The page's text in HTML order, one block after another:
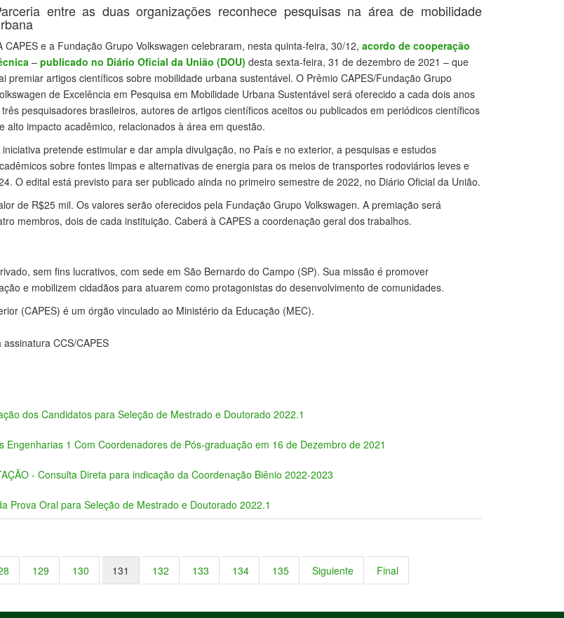
entre as duas organizações reconhece pesquisas na área de mobilidade
CAPES e a Fundação Grupo Volkswagen celebraram, nesta quinta-feira, 30/12, acordo de cooperação
– publicado no Diário Oficial da União (DOU) desta sexta-feira, 31 de dezembro de 2021 – que
premiar artigos científicos sobre mobilidade urbana sustentável. O Prêmio CAPES/Fundação Grupo
de Excelência em Pesquisa em Mobilidade Urbana Sustentável será oferecido a cada dois anos
pesquisadores brasileiros, autores de artigos científicos aceitos ou publicados em periódicos científicos
alto impacto acadêmico, relacionados à área em questão.
iniciativa pretende estimular e dar ampla divulgação, no País e no exterior, a pesquisas e estudos
sobre fontes limpas e alternativas de energia para os meios de transportes rodoviários leves e
O edital está previsto para ser publicado ainda no primeiro semestre de 2022, no Diário Oficial da União.
de R$25 mil. Os valores serão oferecidos pela Fundação Grupo Volkswagen. A premiação será
membros, dois de cada instituição. Caberá à CAPES a coordenação geral dos trabalhos.
sem fins lucrativos, com sede em São Bernardo do Campo (SP). Sua missão é promover
e mobilizem cidadãos para atuarem como protagonistas do desenvolvimento de comunidades.
(CAPES) é um órgão vinculado ao Ministério da Educação (MEC).
CCS/CAPES
dos Candidatos para Seleção de Mestrado e Doutorado 2022.1
Engenharias 1 Com Coordenadores de Pós-graduação em 16 de Dezembro de 2021
- Consulta Direta para indicação da Coordenação Biênio 2022-2023
Prova Oral para Seleção de Mestrado e Doutorado 2022.1
129 130 131 132 133 134 135 Siguiente Final